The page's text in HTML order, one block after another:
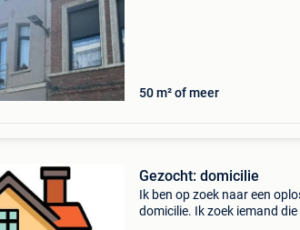
50 m² of meer
Gezocht: domicilie
Ik ben op zoek naar een
domicilie. Ik zoek iemand die